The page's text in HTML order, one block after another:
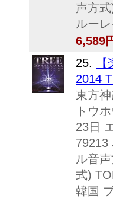
声方
ルー
6,589
25.
2014
東方
トウ
23日
79213
ル音
式)
韓国